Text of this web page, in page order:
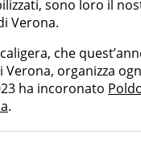
sono loro il
Verona.
che
Verona, organizza
ha incoronato
.